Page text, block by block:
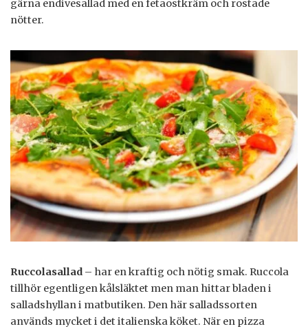
gärna endivesallad med en fetaostkräm och rostade
nötter.
Ruccolasallad – har en kraftig och nötig smak. Ruccola
tillhör egentligen kålsläktet men man hittar bladen i
salladshyllan i matbutiken. Den här salladssorten
används mycket i det italienska köket. När en pizza